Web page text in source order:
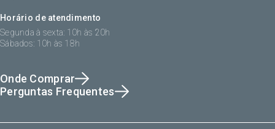
Horário de atendimento
Segunda à sexta: 10h às 20h
Sábados: 10h às 18h
Onde Comprar
Perguntas Frequentes